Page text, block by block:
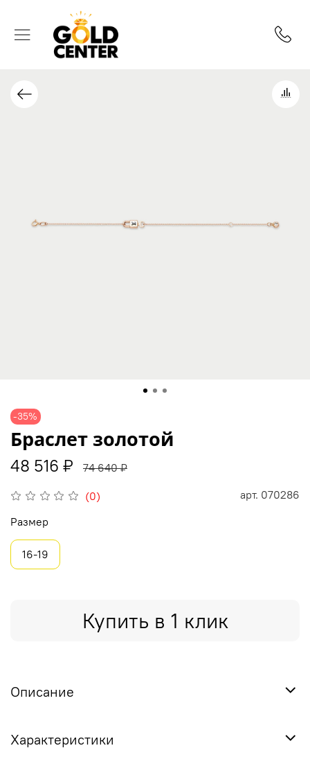
-35%
(0) арт. 070286
Браслет золотой
48 516 ₽ 74 640 ₽
Купить в 1 клик
Размер
16-19
Описание
Характеристики